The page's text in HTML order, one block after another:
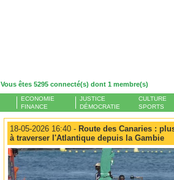
Vous êtes 5295 connecté(s) dont 1 membre(s)
ECONOMIE
FINANCE
JUSTICE
DÉMOCRATIE
CULTURE
SPORTS
18-05-2026 16:40 - Route des Canaries :
à traverser l'Atlantique depuis la Gambie